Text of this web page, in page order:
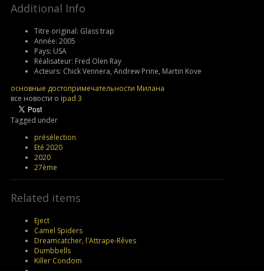
Additional Info
Titre original: Glass trap
Année: 2005
Pays: USA
Réalisateur: Fred Olen Ray
Acteurs: Chick Vennera, Andrew Prine, Martin Kove
основные достопримечательности Милана
все новости о ipad 3
Tagged under
présélection
Eté 2020
2020
27ème
Related items
Eject
Camel Spiders
Dreamcatcher, l'Attrape-Rêves
Dumbbells
Killer Condom